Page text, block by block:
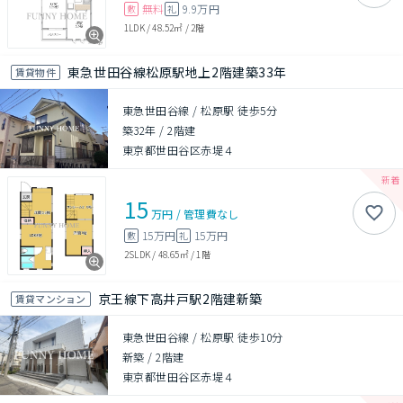
敷 無料 礼 9.9万円
1LDK/48.52㎡ / 2階
賃貸物件 東急世田谷線松原駅地上2階建築33年
東急世田谷線 / 松原駅 徒歩5分
築32年 /2階建
東京都世田谷区赤堤４
15 万円 /管理費なし
敷 15万円 礼 15万円
2SLDK / 48.65㎡/ 1階
賃貸マンション 京王線下高井戸駅2階建新築
東急世田谷線 / 松原駅 徒歩10分
新築 /2階建
東京都世田谷区赤堤４